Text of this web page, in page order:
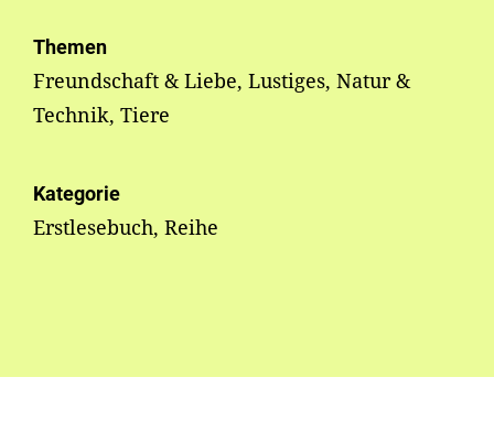
Themen
Freundschaft & Liebe, Lustiges, Natur &
Technik, Tiere
Kategorie
Erstlesebuch, Reihe